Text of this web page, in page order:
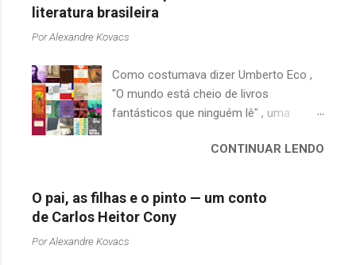
literatura brasileira
PorAlexandre Kovacs
Como costumava dizer Umberto Eco ,
"O mundo está cheio de livros
fantásticos que ninguém lê" , uma
quando falamos de clássicos da
escritores brasileiros, somos forçados
a uma avaliação burocrática na escola e
acabamos adquirindo uma certa
antipatia a determinado livro ou autor
CONTINUAR LENDO
O pai, as filhas e o pinto — um conto
de Carlos Heitor Cony
PorAlexandre Kovacs